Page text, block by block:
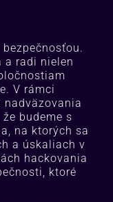
a radi nielen
V rámci
nadväzovania
budeme s
na ktorých sa
a úskaliach v
hackovania
ktoré